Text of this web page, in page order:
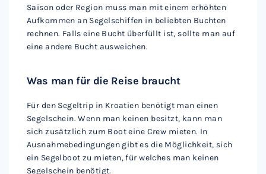
Saison oder Region muss man mit einem erhöhten
Aufkommen an Segelschiffen in beliebten Buchten
rechnen. Falls eine Bucht überfüllt ist, sollte man auf
eine andere Bucht ausweichen.
Was man für die Reise braucht
Für den Segeltrip in Kroatien benötigt man einen
Segelschein. Wenn man keinen besitzt, kann man
sich zusätzlich zum Boot eine Crew mieten. In
Ausnahmebedingungen gibt es die Möglichkeit, sich
ein Segelboot zu mieten, für welches man keinen
Segelschein benötigt.